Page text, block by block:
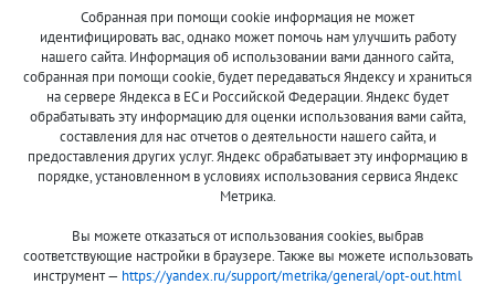
8 (800)
500-7844
Оплата и доставка
О компании
Акции и скидки
Новости
Контакты
Помощь
Собранная при помощи cookie информация не может
идентифицировать вас, однако может помочь нам улучшить работу
нашего сайта. Информация об использовании вами данного сайта,
собранная при помощи cookie, будет передаваться Яндексу и храниться
на сервере Яндекса в ЕС и Российской Федерации. Яндекс будет
обрабатывать эту информацию для оценки использования вами сайта,
составления для нас отчетов о деятельности нашего сайта, и
предоставления других услуг. Яндекс обрабатывает эту информацию в
порядке, установленном в условиях использования сервиса Яндекс
Метрика.
Вы можете отказаться от использования cookies, выбрав
соответствующие настройки в браузере. Также вы можете использовать
инструмент — https://yandex.ru/support/metrika/general/opt-out.html